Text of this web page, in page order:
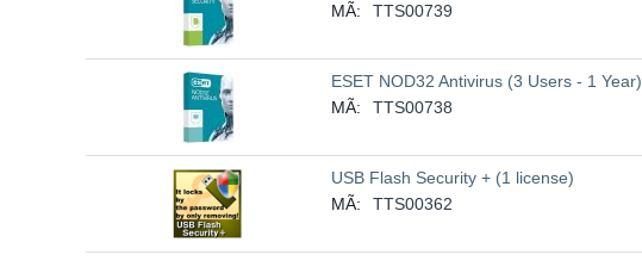
MÃ:
TTS00739
ESET NOD32 Antivirus (3 Users - 1 Year)
MÃ:
TTS00738
USB Flash Security + (1 license)
MÃ:
TTS00362